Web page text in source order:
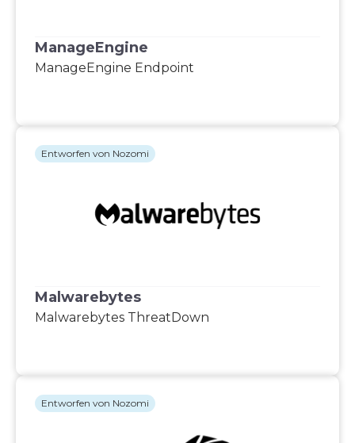
ManageEngine
ManageEngine Endpoint
Malwarebytes
Malwarebytes ThreatDown
Entworfen von Nozomi
Entworfen von Nozomi